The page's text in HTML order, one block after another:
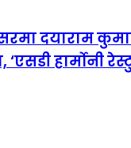
दयाराम
‘एसडी हार्मोनी